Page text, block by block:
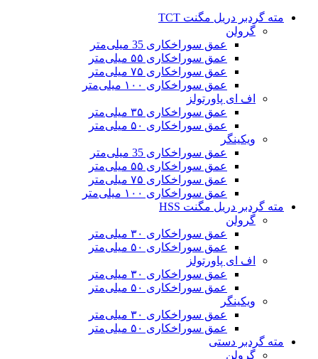
مته گردبر دریل مگنت TCT
گرولن
عمق سوراخکاری 35 میلی‌متر
عمق سوراخکاری ۵۵ میلی‌متر
عمق سوراخکاری ۷۵ میلی‌متر
عمق سوراخکاری ۱۰۰ میلی‌متر
اف ای پاورتولز
عمق سوراخکاری ۳۵ میلی‌متر
عمق سوراخکاری ۵۰ میلی‌متر
ویکینگر
عمق سوراخکاری 35 میلی‌متر
عمق سوراخکاری ۵۵ میلی‌متر
عمق سوراخکاری ۷۵ میلی‌متر
عمق سوراخکاری ۱۰۰ میلی‌متر
مته گردبر دریل مگنت HSS
گرولن
عمق سوراخکاری ۳۰ میلی‌متر
عمق سوراخکاری ۵۰ میلی‌متر
اف ای پاورتولز
عمق سوراخکاری ۳۰ میلی‌متر
عمق سوراخکاری ۵۰ میلی‌متر
ویکینگر
عمق سوراخکاری ۳۰ میلی‌متر
عمق سوراخکاری ۵۰ میلی‌متر
مته گردبر دستی
گرولن